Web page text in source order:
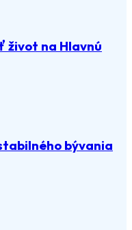
život na Hlavnú
bývania